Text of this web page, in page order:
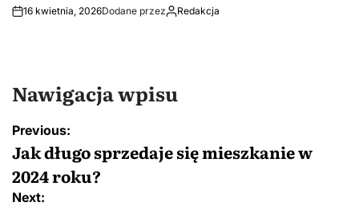
16 kwietnia, 2026Dodane przez Redakcja
Nawigacja wpisu
Previous:
Jak długo sprzedaje się mieszkanie w
2024 roku?
Next: